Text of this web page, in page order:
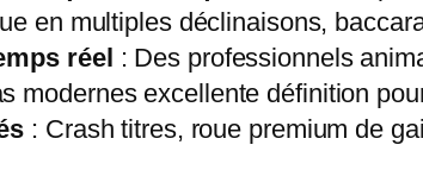
en multiples déclinaisons,
réel : Des professionnels
modernes excellente définition
: Crash titres, roue premium de